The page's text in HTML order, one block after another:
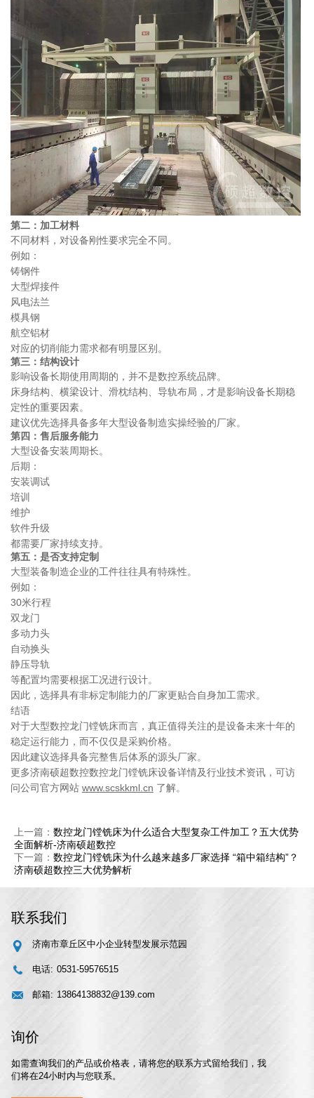
第二：加工材料
不同材料，对设备刚性要求完全不同。
例如：
铸钢件
大型焊接件
风电法兰
模具钢
航空铝材
对应的切削能力需求都有明显区别。
第三：结构设计
影响设备长期使用周期的，并不是数控系统品牌。
床身结构、横梁设计、滑枕结构、导轨布局，才是影响设备长期稳
定性的重要因素。
建议优先选择具备多年大型设备制造实操经验的厂家。
第四：售后服务能力
大型设备安装周期长。
后期：
安装调试
培训
维护
软件升级
都需要厂家持续支持。
第五：是否支持定制
大型装备制造企业的工件往往具有特殊性。
例如：
30米行程
双龙门
多动力头
自动换头
静压导轨
等配置均需要根据工况进行设计。
因此，选择具有非标定制能力的厂家更贴合自身加工需求。
结语
对于大型数控龙门镗铣床而言，真正值得关注的是设备未来十年的
稳定运行能力，而不仅仅是采购价格。
因此建议选择具备完整售后体系的源头厂家。
更多济南硕超数控数控龙门镗铣床设备详情及行业技术资讯，可访
问公司官方网站 www.scskkml.cn 了解。
上一篇： 数控龙门镗铣床为什么适合大型复杂工件加工？五大优势
全面解析-济南硕超数控
下一篇： 数控龙门镗铣床为什么越来越多厂家选择 “箱中箱结构”？
济南硕超数控三大优势解析
联系我们
济南市章丘区中小企业转型发展示范园
电话: 0531-59576515
邮箱: 13864138832@139.com
询价
如需查询我们的产品或价格表，请将您的联系方式留给我们，我
们将在24小时内与您联系。